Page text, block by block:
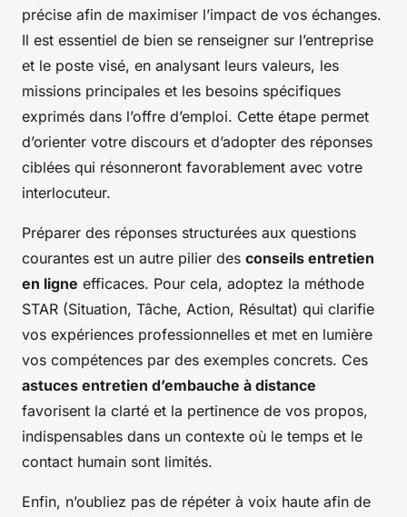
précise afin de maximiser l’impact de vos échanges.
Il est essentiel de bien se renseigner sur l’entreprise
et le poste visé, en analysant leurs valeurs, les
missions principales et les besoins spécifiques
exprimés dans l’offre d’emploi. Cette étape permet
d’orienter votre discours et d’adopter des réponses
ciblées qui résonneront favorablement avec votre
interlocuteur.
Préparer des réponses structurées aux questions
courantes est un autre pilier des conseils entretien
en ligne efficaces. Pour cela, adoptez la méthode
STAR (Situation, Tâche, Action, Résultat) qui clarifie
vos expériences professionnelles et met en lumière
vos compétences par des exemples concrets. Ces
astuces entretien d’embauche à distance
favorisent la clarté et la pertinence de vos propos,
indispensables dans un contexte où le temps et le
contact humain sont limités.
Enfin, n’oubliez pas de répéter à voix haute afin de